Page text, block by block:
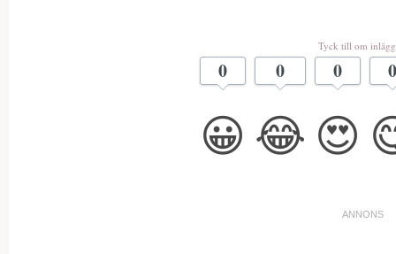
Tyck till om
0
😀
0
😂
0
😍
0